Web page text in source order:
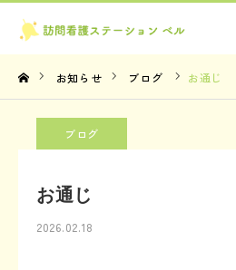
お知らせ ブログ お通じ
ブログ
お通じ
2026.02.18
お問い合わせ
TOP